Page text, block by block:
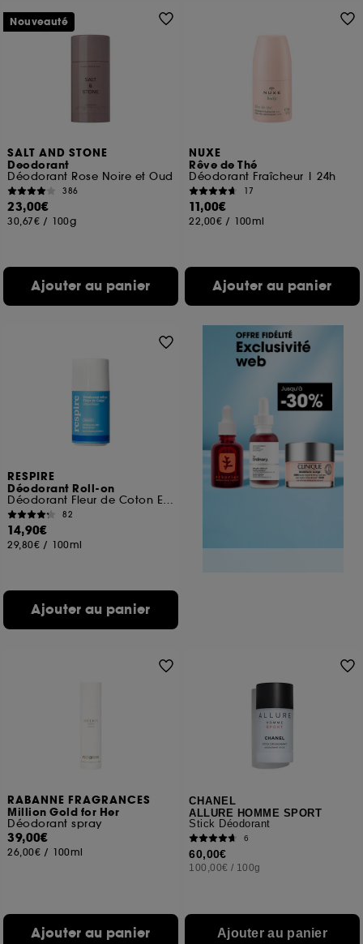
SALT AND STONE
Deodorant
Déodorant Rose Noire et Oud
386
23,00€
30,67€ / 100g
Ajouter au panier
Nouveauté
NUXE
Rêve de Thé
Déodorant Fraîcheur | 24h
17
11,00€
22,00€ / 100ml
Ajouter au panier
RESPIRE
Déodorant Roll-on
Déodorant Fleur de Coton Efficacité 24H
82
14,90€
29,80€ / 100ml
Ajouter au panier
RABANNE FRAGRANCES
Million Gold for Her
Déodorant spray
39,00€
26,00€ / 100ml
Ajouter au panier
CHANEL
ALLURE HOMME SPORT
Stick Déodorant
6
60,00€
100,00€ / 100g
Ajouter au panier